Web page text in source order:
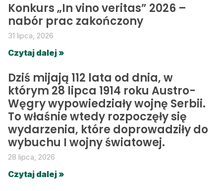
Konkurs „In vino veritas” 2026 –
nabór prac zakończony
31 lipca, 2026
Czytaj dalej »
Dziś mijają 112 lata od dnia, w
którym 28 lipca 1914 roku Austro-
Węgry wypowiedziały wojnę Serbii.
To właśnie wtedy rozpoczęły się
wydarzenia, które doprowadziły do
wybuchu I wojny światowej.
28 lipca, 2026
Czytaj dalej »